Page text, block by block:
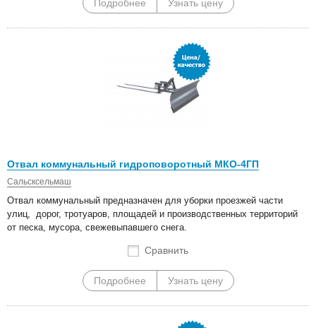
Подробнее Узнать цену
Отвал коммунальный гидроповоротный МКО-4ГП
Сальсксельмаш
Отвал коммунальный предназначен для уборки проезжей части
улиц, дорог, тротуаров, площадей и производственных территорий
от песка, мусора, свежевыпавшего снега.
Сравнить
Подробнее Узнать цену